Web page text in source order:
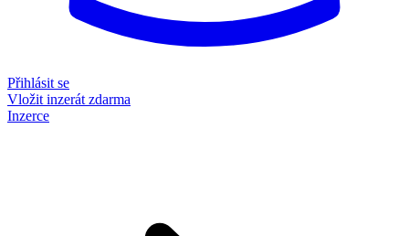
Přihlásit se
Vložit inzerát zdarma
Inzerce